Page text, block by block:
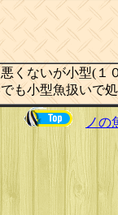
くないが小型(１
も小型魚扱いで
ノの